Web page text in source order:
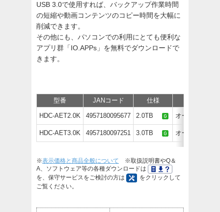
USB 3.0で使用すれば、バックアップ作業時間
の短縮や動画コンテンツのコピー時間を大幅に
削減できます。
その他にも、パソコンでの利用にとても便利な
アプリ群「IO.APPs」を無料でダウンロードで
きます。
型番 JANコード 仕様
HDC-AET2.0K 4957180095677 2.0TB オープン価格
HDC-AET3.0K 4957180097251 3.0TB オープン価格
※表示価格と商品全般について ※取扱説明書やQ＆
A、ソフトウェア等の各種ダウンロードは
を、保守サービスをご検討の方は
をクリックして
ご覧ください。